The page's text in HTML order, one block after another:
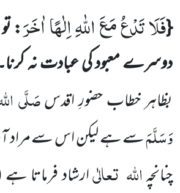
{فَلَا تَدْعُ مَعَ اللّٰهِ اِلٰهًا اٰخَرَ: تو
دوسرے معبود کی عبادت نہ
بظاہر خطاب حضورِ اقدسصَلَّی
وَسَلَّمَسے ہے لیکن اس سے
چنانچہاللہ تعالٰیارشاد فرماتا ہے